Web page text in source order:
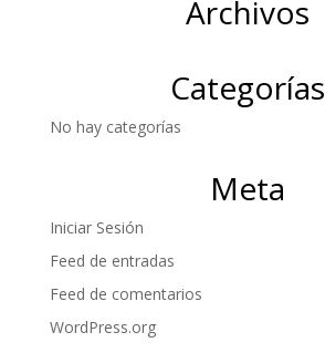
Archivos
Categorías
No hay categorías
Meta
Iniciar Sesión
Feed de entradas
Feed de comentarios
WordPress.org